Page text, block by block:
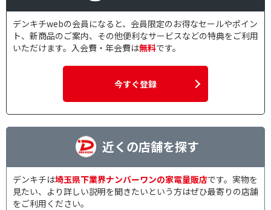
デンキチwebの会員になると、会員限定のお得なセールやポイン
ト、新商品のご案内、その他便利なサービスなどの特典をご利用
いただけます。入会費・年会費は無料です。
今すぐ登録
近くの店舗を探す
デンキチは埼玉県下業界ナンバーワンの家電量販店です。実物を
見たい、より詳しい説明を聞きたいという方はぜひ最寄りの店舗
をご利用ください。